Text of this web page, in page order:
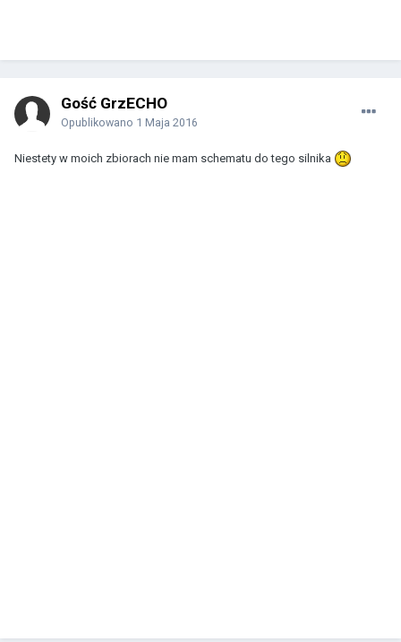
Gość GrzECHO
Opublikowano 1 Maja 2016
Niestety w moich zbiorach nie mam schematu do tego silnika